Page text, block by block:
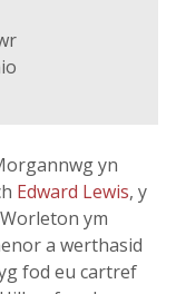
yn
Edward Lewis, y
ym
a werthasid
fod eu cartref